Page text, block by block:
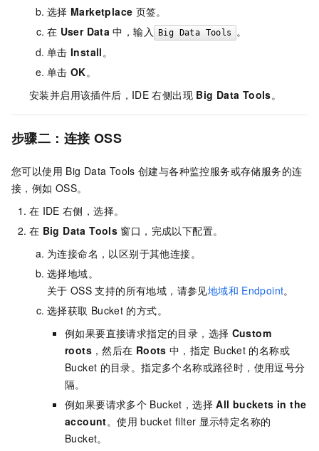
选择 Marketplace 页签。
在 User Data 中，输入 Big Data Tools
。
单击 Install。
单击 OK。
安装并启用该插件后，IDE 右侧出现 Big Data Tools。
步骤二：连接 OSS
您可以使用 Big Data Tools 创建与各种监控服务或存储服务的连
接，例如 OSS。
在 IDE 右侧，选择。
在 Big Data Tools 窗口，完成以下配置。
为连接命名，以区别于其他连接。
选择地域。
关于 OSS 支持的所有地域，请参见地域和 Endpoint。
选择获取 Bucket 的方式。
例如果要直接请求指定的目录，选择 Custom
roots ，然后在 Roots 中，指定 Bucket 的名称或
Bucket 的目录。指定多个名称或路径时，使用逗号分
隔。
例如果要请求多个 Bucket，选择 All buckets in the
account。使用 bucket filter 显示特定名称的
Bucket。